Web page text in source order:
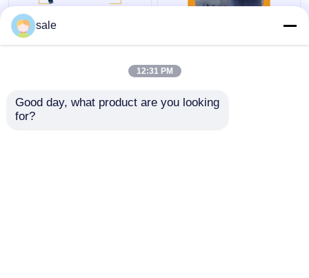
เครื่องเลืองสายเหล็กเหล็ก
2m/S ไม้บด เครื่องบด
120 - 200m/H เครื่องกํา
sale
12:31 PM
Good day, what product are you looking
for?